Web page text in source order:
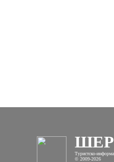
Туристско-
© 2009-2026